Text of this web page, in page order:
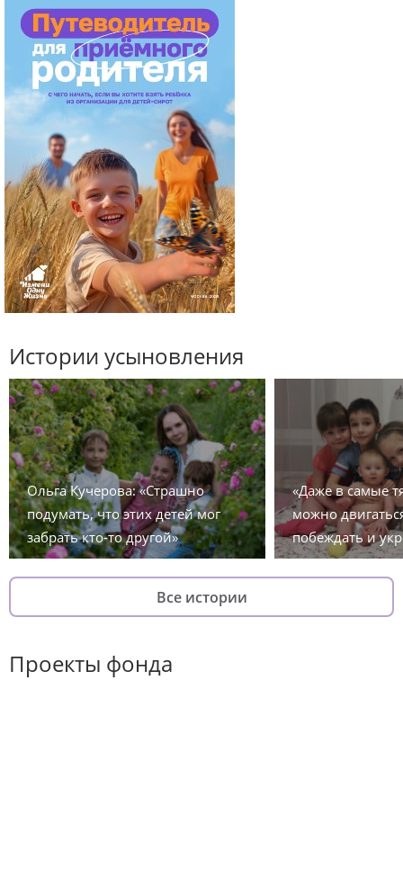
Истории усыновления
Ольга Кучерова: «Страшно
подумать, что этих детей мог
забрать кто-то другой»
«Даже в самые
можно
побеждать и
Все истории
Проекты фонда